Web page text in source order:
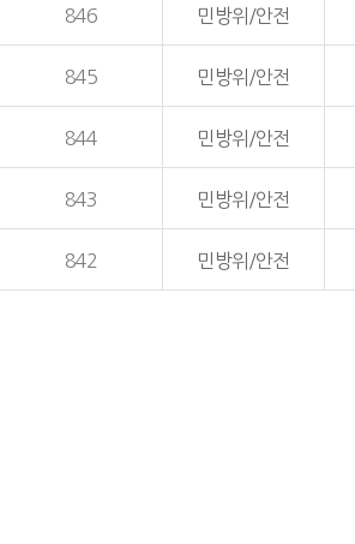
846 민방위/안전
845 민방위/안전
844 민방위/안전
843 민방위/안전
842 민방위/안전